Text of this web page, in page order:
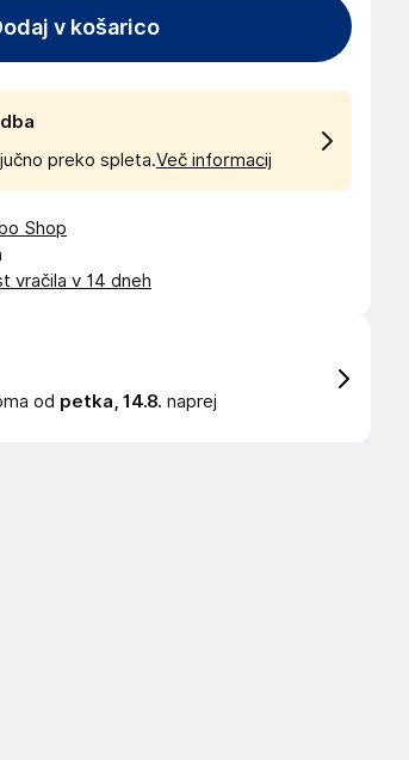
v košarico
preko spleta.Več informacij
Shop
vračila v 14 dneh
od petka, 14.8. naprej